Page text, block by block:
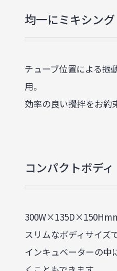
均一にミキシング
チューブ位置による振
用。
効率の良い攪拌をお約
コンパクトボディ
スリムなボディサイズで
インキュベーターの中